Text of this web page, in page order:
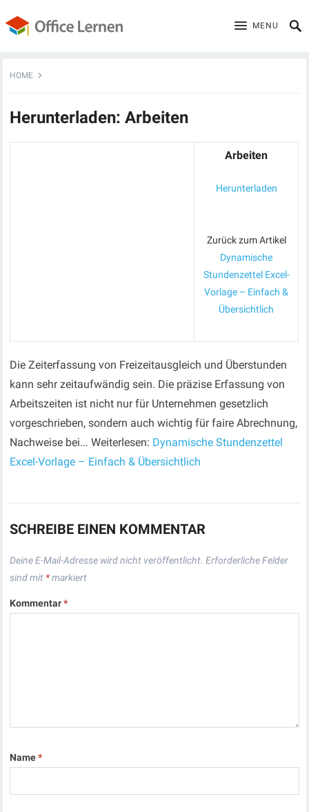
MENU
HOME
Herunterladen: Arbeiten
Arbeiten
Herunterladen
Zurück zum Artikel
Dynamische
Stundenzettel Excel-
Vorlage – Einfach &
Übersichtlich
Die Zeiterfassung von Freizeitausgleich und Überstunden
kann sehr zeitaufwändig sein. Die präzise Erfassung von
Arbeitszeiten ist nicht nur für Unternehmen gesetzlich
vorgeschrieben, sondern auch wichtig für faire Abrechnung,
Nachweise bei... Weiterlesen: Dynamische Stundenzettel
Excel-Vorlage – Einfach & Übersichtlich
SCHREIBE EINEN KOMMENTAR
Deine E-Mail-Adresse wird nicht veröffentlicht. Erforderliche Felder
sind mit *markiert
Kommentar*
Name*